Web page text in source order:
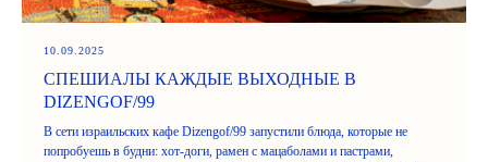
10.09.2025
СПЕШИАЛЫ КАЖДЫЕ ВЫХОДНЫЕ В
DIZENGOF/99
В сети израильских кафе Dizengof/99 запустили блюда, которые не
попробуешь в будни: хот-доги, рамен с мацаболами и пастрами,